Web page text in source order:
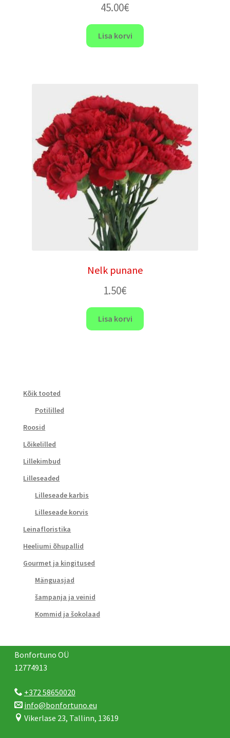
45.00€
Lisa korvi
Nelk punane
1.50€
Lisa korvi
Kõik tooted
Potililled
Roosid
Lõikelilled
Lillekimbud
Lilleseaded
Lilleseade karbis
Lilleseade korvis
Leinafloristika
Heeliumi õhupallid
Gourmet ja kingitused
Mänguasjad
šampanja ja veinid
Kommid ja šokolaad
Bonfortuno OÜ
12774913
+372 58650020
info@bonfortuno.eu
Vikerlase 23, Tallinn, 13619